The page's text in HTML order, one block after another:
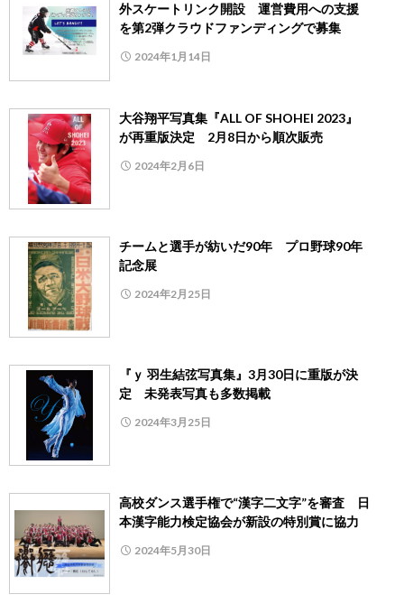
外スケートリンク開設 運営費用への支援
を第2弾クラウドファンディングで募集
2024年1月14日
大谷翔平写真集『ALL OF SHOHEI 2023』
が再重版決定 2月8日から順次販売
2024年2月6日
チームと選手が紡いだ90年 プロ野球90年
記念展
2024年2月25日
『ｙ 羽生結弦写真集』3月30日に重版が決
定 未発表写真も多数掲載
2024年3月25日
高校ダンス選手権で“漢字二文字”を審査 日
本漢字能力検定協会が新設の特別賞に協力
2024年5月30日